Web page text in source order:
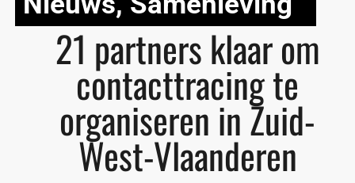
21 partners klaar om
contacttracing te
organiseren in Zuid-
West-Vlaanderen